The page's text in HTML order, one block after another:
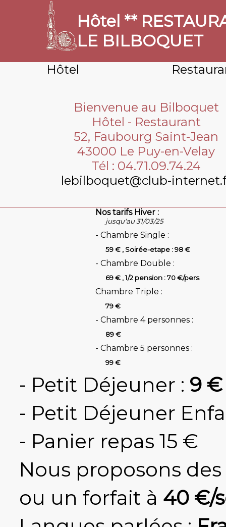
Hôtel **
LE BILBOQUET
Hôtel
Bienvenue au Bilboquet
Hôtel - Restaurant
52, Faubourg Saint-Jean
43000 Le Puy-en-Velay
Tél : 04.71.09.74.24
lebilboquet@club-
Nos tarifs Hiver :
jusqu'au 31/03/25
- Chambre Single :
59 € , Soirée-etape : 98 €
- Chambre Double :
69 € , 1/2 pension : 70 €/pers
Chambre Triple :
79 €
- Chambre 4 personnes :
89 €
- Chambre 5 personnes :
99 €
- Petit Déjeuner : 9 €
- Petit Déjeuner
- Panier repas 15 €
Nous proposons
ou un forfait à 40 €/